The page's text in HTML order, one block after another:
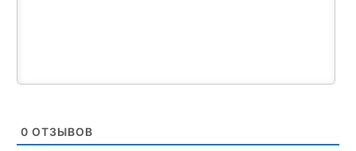
0 ОТЗЫВОВ